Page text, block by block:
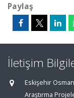
Paylaş
İletişim
Eskişehir
Araştırma